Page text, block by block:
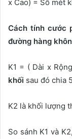
x Cao) = Số mét
Cách tính cước
đường hàng
K1 = ( Dài x
khối sau đó chia
K2 là khối lượng
So sánh K1 và